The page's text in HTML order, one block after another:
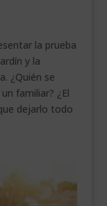
la prueba
y la
¿Quién se
familiar? ¿El
dejarlo todo